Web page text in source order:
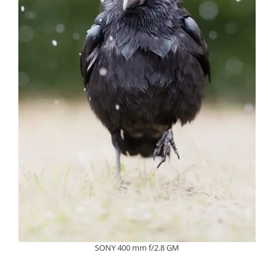
SONY 400 mm f/2.8 GM